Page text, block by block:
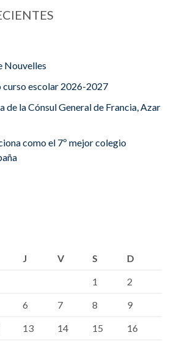
Nouvelles
curso escolar 2026-2027
de la Cónsul General de Francia, Azar
como el 7º mejor colegio
J V S
D
1
2
6 7 8
9
13 14 15
16